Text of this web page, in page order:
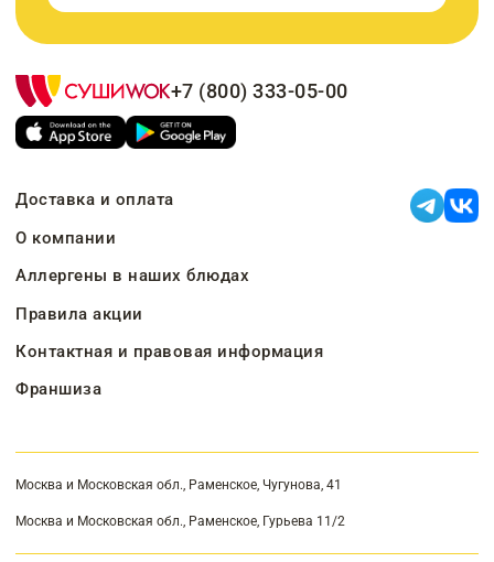
+7 (800) 333-05-00
Доставка и оплата
О компании
Аллергены в наших блюдах
Правила акции
Контактная и правовая информация
Франшиза
Москва и Московская обл., Раменское, Чугунова, 41
Москва и Московская обл., Раменское, Гурьева 11/2